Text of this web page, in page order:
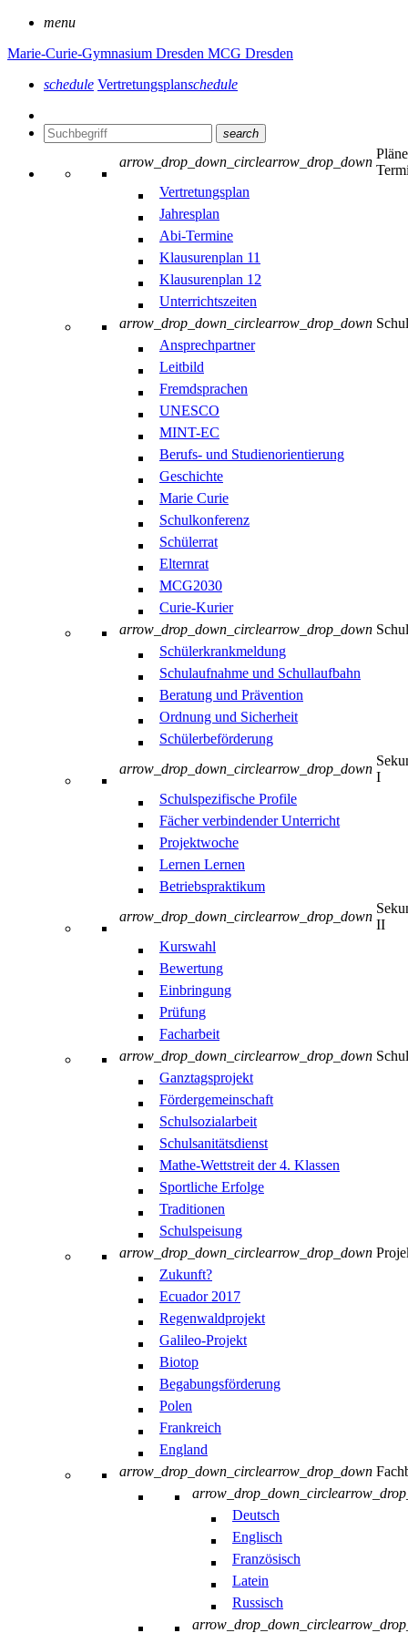
menu
Marie-Curie-Gymnasium Dresden MCG Dresden
schedule Vertretungsplanschedule
search
arrow_drop_down_circlearrow_drop_down
Vertretungsplan
Jahresplan
Abi-Termine
Klausurenplan 11
Klausurenplan 12
Unterrichtszeiten
arrow_drop_down_circlearrow_drop_down
Ansprechpartner
Leitbild
Fremdsprachen
UNESCO
MINT-EC
Berufs- und Studienorientierung
Geschichte
Marie Curie
Schulkonferenz
Schülerrat
Elternrat
MCG2030
Curie-Kurier
arrow_drop_down_circlearrow_drop_down
Schülerkrankmeldung
Schulaufnahme und Schullaufbahn
Beratung und Prävention
Ordnung und Sicherheit
Schülerbeförderung
arrow_drop_down_circlearrow_drop_down
I
Schulspezifische Profile
Fächer verbindender Unterricht
Projektwoche
Lernen Lernen
Betriebspraktikum
arrow_drop_down_circlearrow_drop_down
II
Kurswahl
Bewertung
Einbringung
Prüfung
Facharbeit
arrow_drop_down_circlearrow_drop_down
Ganztagsprojekt
Fördergemeinschaft
Schulsozialarbeit
Schulsanitätsdienst
Mathe-Wettstreit der 4. Klassen
Sportliche Erfolge
Traditionen
Schulspeisung
arrow_drop_down_circlearrow_drop_down
Zukunft?
Ecuador 2017
Regenwaldprojekt
Galileo-Projekt
Biotop
Begabungsförderung
Polen
Frankreich
England
arrow_drop_down_circlearrow_drop_down
arrow_drop_down_circle
Deutsch
Englisch
Französisch
Latein
Russisch
arrow_drop_down_circle